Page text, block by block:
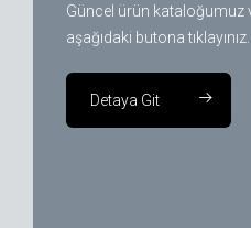
Güncel ürün kataloğumuz
aşağıdaki butona tıklayınız.
Detaya Git